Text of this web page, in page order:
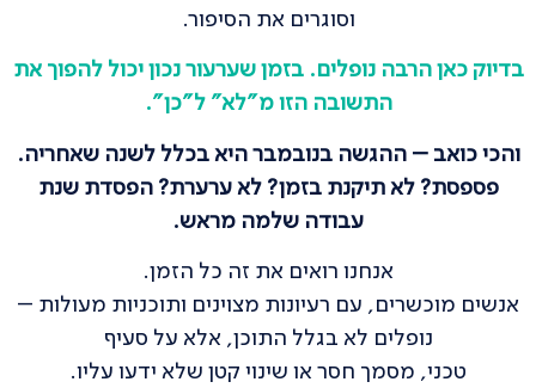
וסוגרים את הסיפור.
בדיוק כאן הרבה נופלים. בזמן שערעור נכון יכול להפוך את
התשובה הזו מ"לא" ל"כן".
והכי כואב – ההגשה בנובמבר היא בכלל לשנה שאחריה.
פספסת? לא תיקנת בזמן? לא ערערת? הפסדת שנת
עבודה שלמה מראש.
אנחנו רואים את זה כל הזמן.
אנשים מוכשרים, עם רעיונות מצוינים ותוכניות מעולות –
נופלים לא בגלל התוכן, אלא על סעיף
טכני, מסמך חסר או שינוי קטן שלא ידעו עליו.